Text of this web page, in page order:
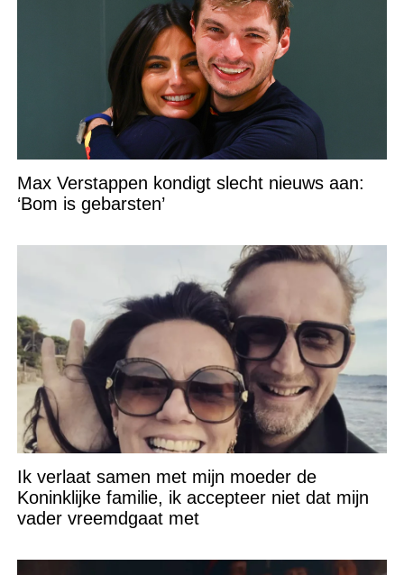
Max Verstappen kondigt slecht nieuws aan:
‘Bom is gebarsten’
Ik verlaat samen met mijn moeder de
Koninklijke familie, ik accepteer niet dat mijn
vader vreemdgaat met